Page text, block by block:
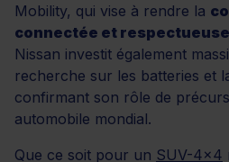
Mobility, qui vise à rendre la
connectée et
Nissan investit également
recherche sur les batteries et
confirmant son rôle de
automobile mondial.
Que ce soit pour un SUV-4x4